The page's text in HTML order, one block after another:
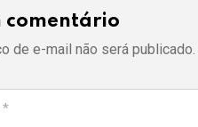
comentário
de e-mail não será publicado.